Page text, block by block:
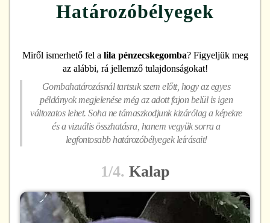
Határozóbélyegek
Miről ismerhető fel a lila pénzecskegomba? Figyeljük meg
az alábbi, rá jellemző tulajdonságokat!
Gombahatározásnál tartsuk szem előtt, hogy az egyes
példányok megjelenése még az adott fajon belül is igen
változatos lehet. Soha ne támaszkodjunk kizárólag a képekre
és a vizuális összhatásra, hanem vegyük sorra a
legfontosabb határozóbélyegek leírásait!
1/4. Kalap